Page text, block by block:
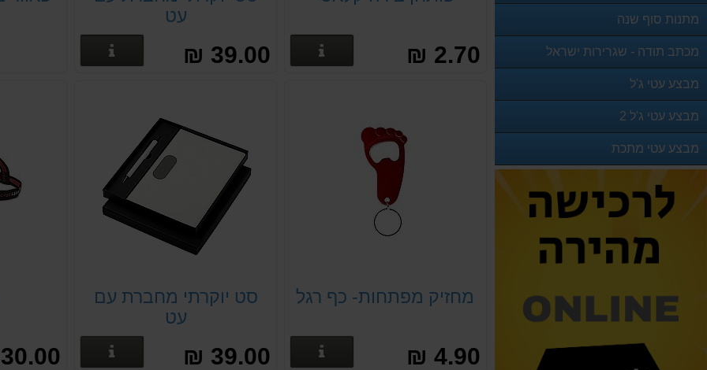
מתנות סוף שנה
מכתב תודה - שגרירות ישראל
מבצע עטי ג'ל
מבצע עטי ג'ל 2
מבצע עטי מתכת
2.70 ₪ פרטים נוספים
עט
39.00 ₪
מחזיק מפתחות- כף רגל
4.90 ₪ פרטים נוספים
סט יוקרתי מחברת עם
עט
39.00 ₪ פרטים נוספים
30.00 ₪